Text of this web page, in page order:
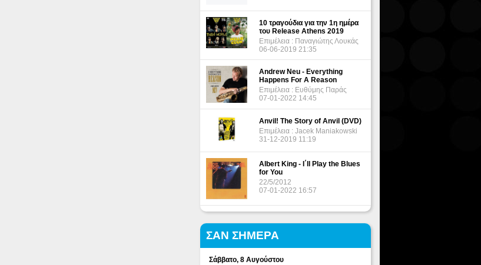
10 τραγούδια για την 1η ημέρα
του Release Athens 2019
Επιμέλεια : Παναγιώτης Λουκάς
06-06-2019 21:35
Andrew Neu - Everything
Happens For A Reason
Επιμέλεια : Ευθύμης Παράς
07-01-2022 14:45
Anvil! The Story of Anvil (DVD)
Επιμέλεια : Jacek Maniakowski
31-12-2019 11:19
Albert King - I΄ll Play the Blues
for You
22/5/2012
07-01-2022 16:57
ΣΑΝ ΣΗΜΕΡΑ
Σάββατο, 8 Αυγούστου